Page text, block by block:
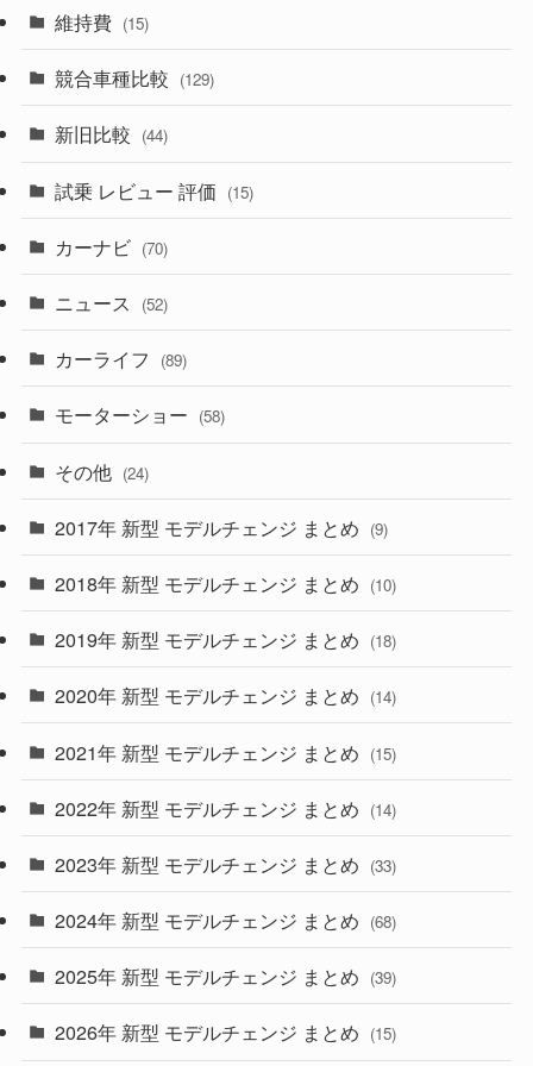
(328)
(194)
(230)
(253)
(85)
(84)
(14)
(222)
(50)
(43)
(6)
(9)
(4)
(30)
(27)
(58)
(28)
(27)
(26)
(33)
(10)
(35)
(10)
(9)
(22)
(4)
(9)
(4)
(3)
(3)
(5)
(1)
(5)
(7)
(5)
維持費 (15)
競合車種比較 (129)
新旧比較 (44)
試乗 レビュー 評価 (15)
カーナビ (70)
ニュース (52)
カーライフ (89)
モーターショー (58)
その他 (24)
2017年 新型 モデルチェンジ まとめ (9)
2018年 新型 モデルチェンジ まとめ (10)
2019年 新型 モデルチェンジ まとめ (18)
2020年 新型 モデルチェンジ まとめ (14)
2021年 新型 モデルチェンジ まとめ (15)
2022年 新型 モデルチェンジ まとめ (14)
2023年 新型 モデルチェンジ まとめ (33)
2024年 新型 モデルチェンジ まとめ (68)
2025年 新型 モデルチェンジ まとめ (39)
2026年 新型 モデルチェンジ まとめ (15)